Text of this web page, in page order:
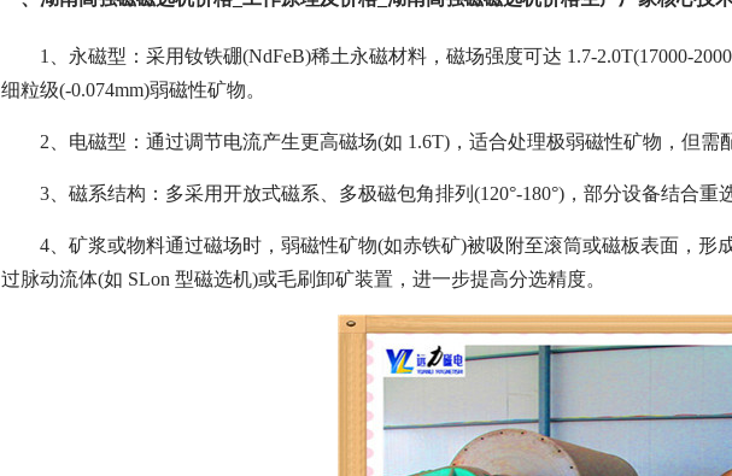
1、永磁型：采用钕铁硼(NdFeB)稀土永磁材料，磁场强度可达 1.7-2.0T(17000-
细粒级(-0.074mm)弱磁性矿物。
2、电磁型：通过调节电流产生更高磁场(如 1.6T)，适合处理极弱磁性矿物，但需
3、磁系结构：多采用开放式磁系、多极磁包角排列(120°-180°)，部分设备结合
4、矿浆或物料通过磁场时，弱磁性矿物(如赤铁矿)被吸附至滚筒或磁板表面，形
过脉动流体(如 SLon 型磁选机)或毛刷卸矿装置，进一步提高分选精度。